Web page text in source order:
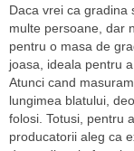
Daca vrei ca gradina
multe persoane, dar
pentru o masa de
joasa, ideala pentru
Atunci cand
lungimea blatului,
folosi. Totusi, pentru
producatorii aleg ca